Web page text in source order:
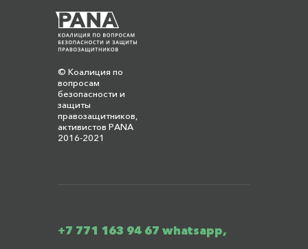
© Коалиция по
вопросам
безопасности и
защиты
правозащитников,
активистов PANA
2016-2021
+7 771 163 94 67 whatsapp,